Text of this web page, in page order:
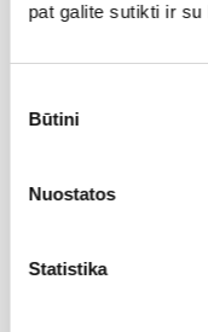
pat galite sutikti ir
pasirinkimas
Būtini
Nuostatos
Statistika
FISKARS – Suomijos
nuolatinio produktų
rankenomis,
galimybę žmonėms
reikiamus įrankius
įsigyti visą sezoną.
yra sukurti ikoniško
teigiamą bei ilgalaikį